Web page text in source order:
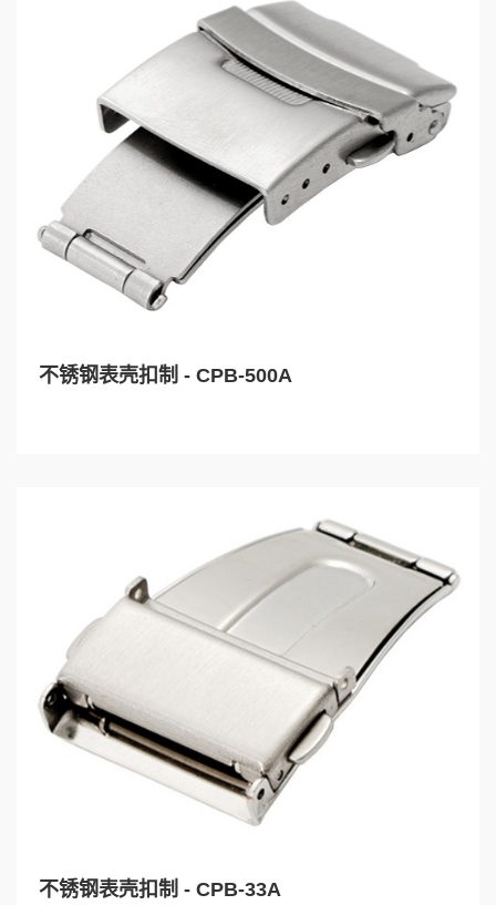
不锈钢表壳扣制 - CPB-500A
不锈钢表壳扣制 - CPB-33A